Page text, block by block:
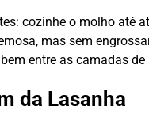
cozinhe o molho até
mas sem
entre as camadas
da Lasanha